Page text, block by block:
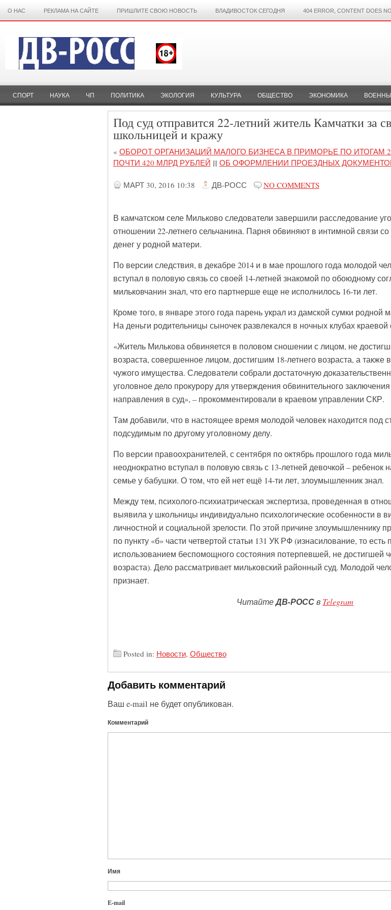
О НАС РЕКЛАМА НА САЙТЕ ПРИШЛИТЕ СВОЮ НОВОСТЬ ВЛАДИВОСТОК СЕГОДНЯ 404 ERROR, CONTENT DOES
СПОРТ НАУКА ЧП ПОЛИТИКА ЭКОЛОГИЯ КУЛЬТУРА ОБЩЕСТВО ЭКОНОМИКА
Под суд отправится 22-летний житель Камчатки за
школьницей и кражу
« ОБОРОТ ОРГАНИЗАЦИЙ МАЛОГО БИЗНЕСА В ПРИМОРЬЕ ПО ИТОГАМ
ПОЧТИ 420 МЛРД РУБЛЕЙ ||| ОБ ОФОРМЛЕНИИ ПРОЕЗДНЫХ
МАРТ 30, 2016 10:38 ДВ-РОСС NO COMMENTS
В камчатском селе Мильково следователи завершили расследование
отношении 22-летнего сельчанина. Парня обвиняют в интимной связи
денег у родной матери.
По версии следствия, в декабре 2014 и в мае прошлого года молодой
вступал в половую связь со своей 14-летней знакомой по обоюдному
мильковчанин знал, что его партнерше еще не исполнилось 16-ти лет.
Кроме того, в январе этого года парень украл из дамской сумки родной
На деньги родительницы сыночек развлекался в ночных клубах краевой
«Житель Милькова обвиняется в половом сношении с лицом, не
возраста, совершенное лицом, достигшим 18-летнего возраста, а также
чужого имущества. Следователи собрали достаточную
уголовное дело прокурору для утверждения обвинительного
направления в суд», – прокомментировали в краевом управлении СКР.
Там добавили, что в настоящее время молодой человек находится под
подсудимым по другому уголовному делу.
По версии правоохранителей, с сентября по октябрь прошлого года
неоднократно вступал в половую связь с 13-летней девочкой – ребенок
семье у бабушки. О том, что ей нет ещё 14-ти лет, злоумышленник знал.
Между тем, психолого-психиатрическая экспертиза, проведенная в
выявила у школьницы индивидуально психологические особенности в
личностной и социальной зрелости. По этой причине злоумышленнику
по пункту «б» части четвертой статьи 131 УК РФ (изнасилование, то
использованием беспомощного состояния потерпевшей, не достигшей
возраста). Дело рассматривает мильковский районный суд. Молодой
признает.
ЧитайтеДВ-РОССв Telegram
Posted in: Новости, Общество
Добавить комментарий
Ваш e-mail не будет опубликован.
Комментарий
Имя
E-mail